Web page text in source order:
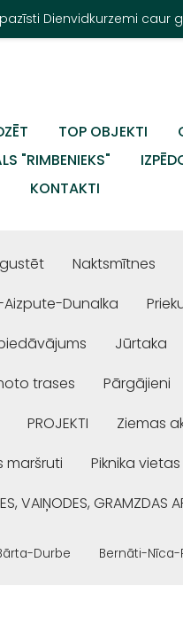
Dienvidkurzemi caur
TOP OBJEKTI
"RIMBENIEKS"
KONTAKTI
Naktsmītnes
Dunalka
Jūrtaka
trases Pārgājieni
PROJEKTI Ziemas
maršruti Piknika vietas
VAIŅODES, GRAMZDAS
Durbe Bernāti-Nīca-